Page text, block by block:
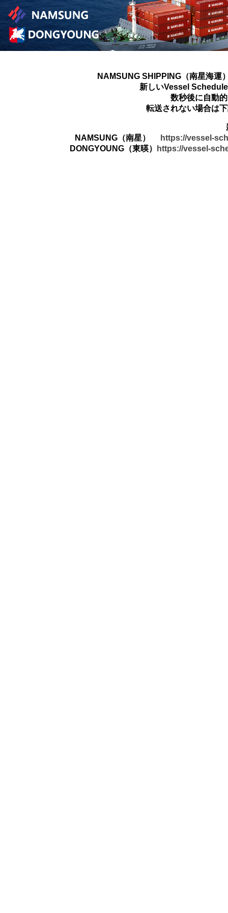
NAMSUNG SHIPPING（南星海運
新しいVessel
数秒後に自動
転送されない場合は
NAMSUNG（南星）
https://vessel-
DONGYOUNG（東暎）
https://vessel-